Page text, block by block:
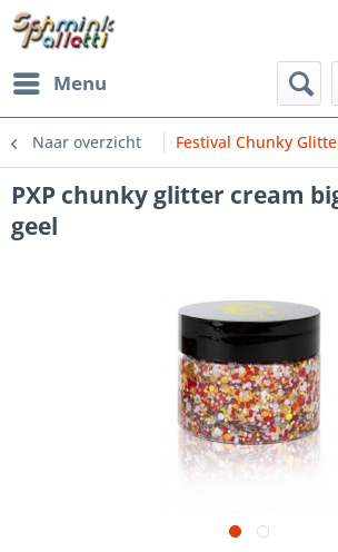
Menu
Naar overzicht Festival Chunky
PXP chunky glitter cream
geel